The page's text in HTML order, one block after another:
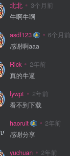
北北 3个月前
牛啊牛啊
asdf123 6个月前
感谢啊aaa
Rick 2年前
真的牛逼
lywpt 2年前
看不到下载
haoruit 2年前
感谢分享
yuchuan 2年前